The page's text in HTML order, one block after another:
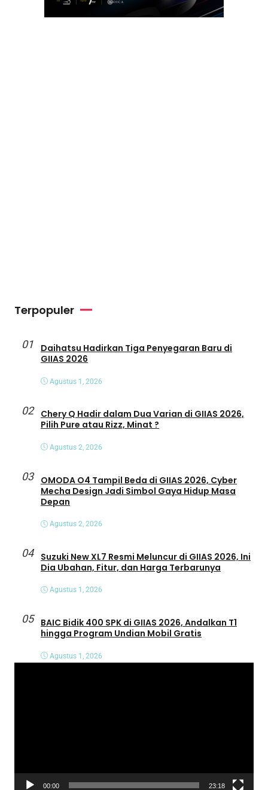
Terpopuler
01
Daihatsu Hadirkan Tiga Penyegaran Baru di
GIIAS 2026
Agustus 1, 2026
02
Chery Q Hadir dalam Dua Varian di GIIAS 2026,
Pilih Pure atau Rizz, Minat ?
Agustus 2, 2026
03
OMODA O4 Tampil Beda di GIIAS 2026, Cyber
Mecha Design Jadi Simbol Gaya Hidup Masa
Depan
Agustus 2, 2026
04
Suzuki New XL7 Resmi Meluncur di GIIAS 2026, Ini
Dia Ubahan, Fitur, dan Harga Terbarunya
Agustus 1, 2026
05
BAIC Bidik 400 SPK di GIIAS 2026, Andalkan T1
hingga Program Undian Mobil Gratis
Agustus 1, 2026
00:00 23:18